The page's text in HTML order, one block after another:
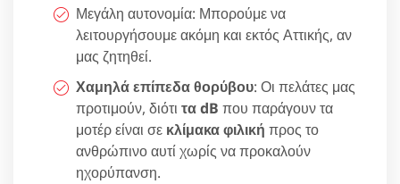
Μεγάλη αυτονομία: Μπορούμε να
λειτουργήσουμε ακόμη και εκτός Αττικής, αν
μας ζητηθεί.
Χαμηλά επίπεδα θορύβου: Οι πελάτες μας
προτιμούν, διότι τα dB που παράγουν τα
μοτέρ είναι σε κλίμακα φιλική προς το
ανθρώπινο αυτί χωρίς να προκαλούν
ηχορύπανση.